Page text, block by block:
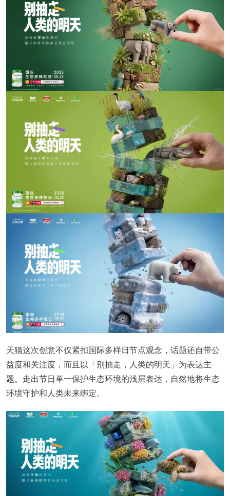
天猫这次创意不仅紧扣国际多样日节点观念，话题还自带公
益度和关注度，而且以「别抽走，人类的明天」为表达主
题。走出节日单一保护生态环境的浅层表达，自然地将生态
环境守护和人类未来绑定。